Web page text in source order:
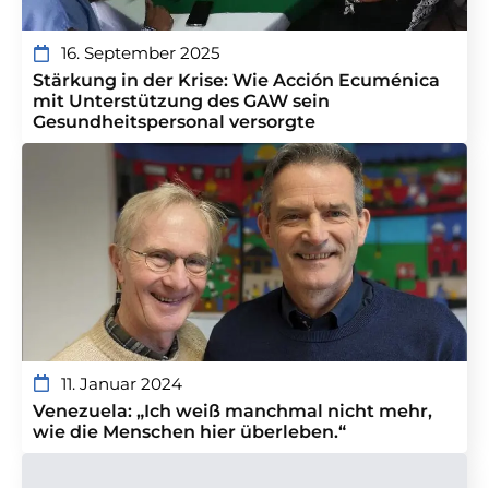
16. September 2025
Stärkung in der Krise: Wie Acción Ecuménica
mit Unterstützung des GAW sein
Gesundheitspersonal versorgte
11. Januar 2024
Venezuela: „Ich weiß manchmal nicht mehr,
wie die Menschen hier überleben.“